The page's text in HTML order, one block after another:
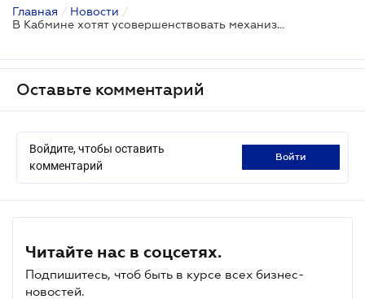
Главная / Новости /
В Кабмине хотят усовершенствовать механизм таможенного «единого окна»
Оставьте комментарий
Войдите, чтобы оставить
комментарий
войти
Читайте нас в соцсетях.
Подпишитесь, чтоб быть в курсе всех бизнес-
новостей.